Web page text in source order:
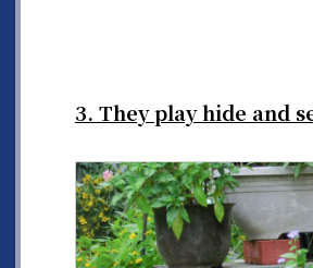
3. They play hide and